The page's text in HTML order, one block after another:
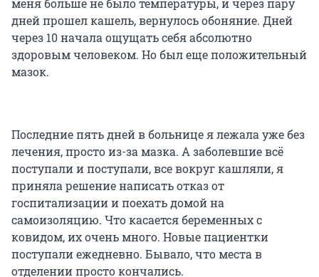
дней прошел кашель, вернулось обоняние. Дней
через 10 начала ощущать себя абсолютно
здоровым человеком. Но был еще положительный
мазок.
Последние пять дней в больнице я лежала уже без
лечения, просто из-за мазка. А заболевшие всё
поступали и поступали, все вокруг кашляли, я
приняла решение написать отказ от
госпитализации и поехать домой на
самоизоляцию. Что касается беременных с
ковидом, их очень много. Новые пациентки
поступали ежедневно. Бывало, что места в
отделении просто кончались.